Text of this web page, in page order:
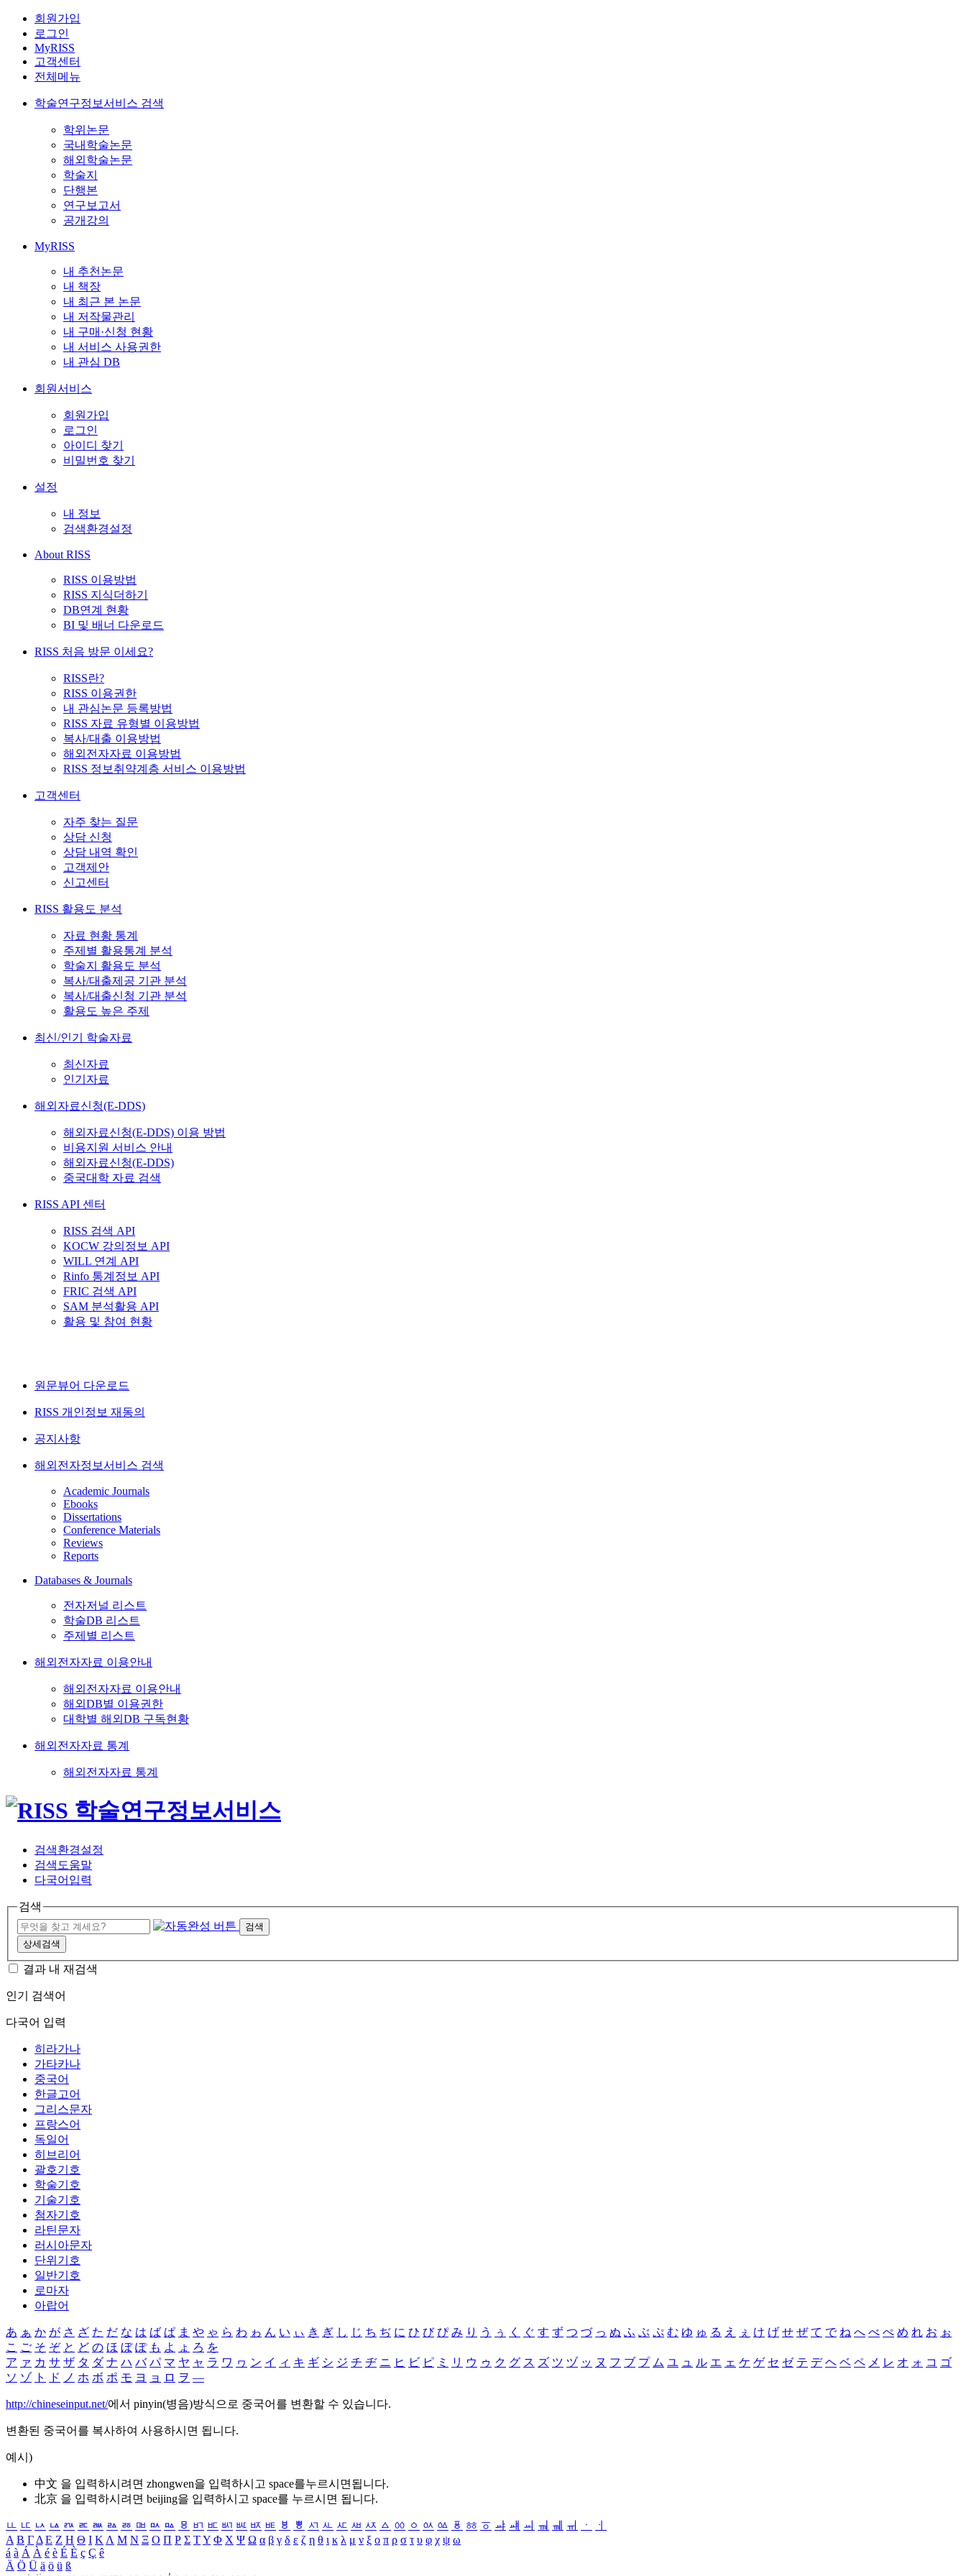
회원가입
로그인
MyRISS
고객센터
전체메뉴
학술연구정보서비스 검색
학위논문
국내학술논문
해외학술논문
학술지
단행본
연구보고서
공개강의
MyRISS
내 추천논문
내 책장
내 최근 본 논문
내 저작물관리
내 구매·신청 현황
내 서비스 사용권한
내 관심 DB
회원서비스
회원가입
로그인
아이디 찾기
비밀번호 찾기
설정
내 정보
검색환경설정
About RISS
RISS 이용방법
RISS 지식더하기
DB연계 현황
BI 및 배너 다운로드
RISS 처음 방문 이세요?
RISS란?
RISS 이용권한
내 관심논문 등록방법
RISS 자료 유형별 이용방법
복사/대출 이용방법
해외전자자료 이용방법
RISS 정보취약계층 서비스 이용방법
고객센터
자주 찾는 질문
상담 신청
상담 내역 확인
고객제안
신고센터
RISS 활용도 분석
자료 현황 통계
주제별 활용통계 분석
학술지 활용도 분석
복사/대출제공 기관 분석
복사/대출신청 기관 분석
활용도 높은 주제
최신/인기 학술자료
최신자료
인기자료
해외자료신청(E-DDS)
해외자료신청(E-DDS) 이용 방법
비용지원 서비스 안내
해외자료신청(E-DDS)
중국대학 자료 검색
RISS API 센터
RISS 검색 API
KOCW 강의정보 API
WILL 연계 API
Rinfo 통계정보 API
FRIC 검색 API
SAM 분석활용 API
활용 및 참여 현황
원문뷰어 다운로드
RISS 개인정보 재동의
공지사항
해외전자정보서비스 검색
Academic Journals
Ebooks
Dissertations
Conference Materials
Reviews
Reports
Databases & Journals
전자저널 리스트
학술DB 리스트
주제별 리스트
해외전자자료 이용안내
해외전자자료 이용안내
해외DB별 이용권한
대학별 해외DB 구독현황
해외전자자료 통계
해외전자자료 통계
검색환경설정
검색도움말
다국어입력
검색
검색
상세검색
결과 내 재검색
인기 검색어
다국어 입력
히라가나
가타카나
중국어
한글고어
그리스문자
프랑스어
독일어
히브리어
괄호기호
학술기호
기술기호
첨자기호
라틴문자
러시아문자
단위기호
일반기호
로마자
아랍어
あ ぁ か が さ ざ た だ な は ば ぱ ま や ゃ ら わ ゎ ん い ぃ き ぎ し じ ち ぢ に ひ び ぴ み り う ぅ く ぐ す ず つ づ っ ぬ ふ ぶ ぷ む ゆ ゅ る え ぇ け げ せ ぜ て で ね へ べ ぺ め れ お ぉ
こ ご そ ぞ と ど の ほ ぼ ぽ も よ ょ ろ を
ア ァ カ サ ザ タ ダ ナ ハ バ パ マ ヤ ャ ラ ワ ヮ ン イ ィ キ ギ シ ジ チ ヂ ニ ヒ ビ ピ ミ リ ウ ゥ ク グ ス ズ ツ ヅ ッ ヌ フ ブ プ ム ユ ュ ル エ ェ ケ ゲ セ ゼ テ デ ヘ ベ ペ メ レ オ ォ コ ゴ
ソ ゾ ト ド ノ ホ ボ ポ モ ヨ ョ ロ ヲ ―
http://chineseinput.net/에서 pinyin(병음)방식으로 중국어를 변환할 수 있습니다.
변환된 중국어를 복사하여 사용하시면 됩니다.
예시)
中文 을 입력하시려면 zhongwen을 입력하시고 space를누르시면됩니다.
北京 을 입력하시려면 beijing을 입력하시고 space를 누르시면 됩니다.
ㅥ ㅦ ㅧ ㅨ ㅩ ㅪ ㅫ ㅬ ㅭ ㅮ ㅯ ㅰ ㅱ ㅲ ㅳ ㅴ ㅵ ㅶ ㅷ ㅸ ㅹ ㅺ ㅻ ㅼ ㅽ ㅾ ㅿ ㆀ ㆁ ㆂ ㆃ ㆄ ㆅ ㆆ ㆇ ㆈ ㆉ ㆊ ㆋ ㆌ ㆍ
ㆎ
Α Β ΓΔ Ε Ζ Η Θ Ι ΚΛ Μ Ν Ξ Ο Π Ρ Σ ΤΥ Φ Χ Ψ Ω α β γ δ ε ζ η θ ι κ λ μ ν ξ ο π ρ σ τ υ φ χ ψ ω
á à Á À é è É È ç Ç ê
Ä Ö Ü ä ö ü ß